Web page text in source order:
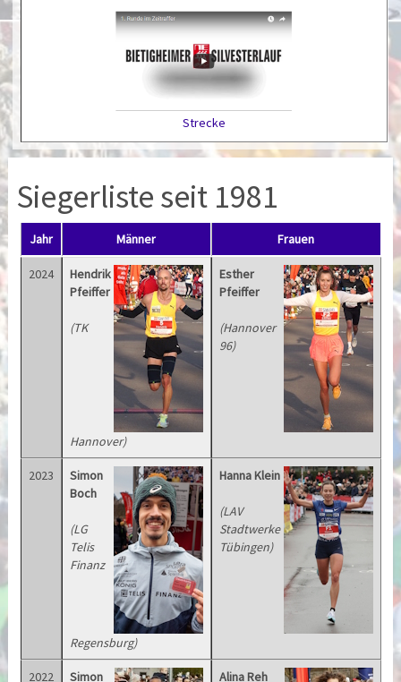
Strecke
Siegerliste seit 1981
Jahr Männer Frauen
2024
Hendrik
Pfeiffer
(TK
Hannover)
Esther
Pfeiffer
(Hannover
96)
2023
Simon
Boch
(LG
Telis
Finanz
Regensburg)
Hanna Klein
(LAV
Stadtwerke
Tübingen)
2022
Simon
Alina Reh